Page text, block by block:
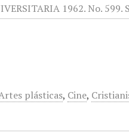
plásticas, Cine,